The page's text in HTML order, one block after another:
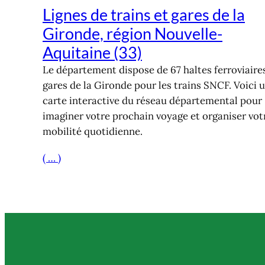
Lignes de trains et gares de la
Gironde, région Nouvelle-
Aquitaine (33)
Le département dispose de 67 haltes
gares de la Gironde pour les trains SNCF. Voici
carte interactive du réseau départemental pour
imaginer votre prochain voyage et organiser
mobilité quotidienne.
( … )